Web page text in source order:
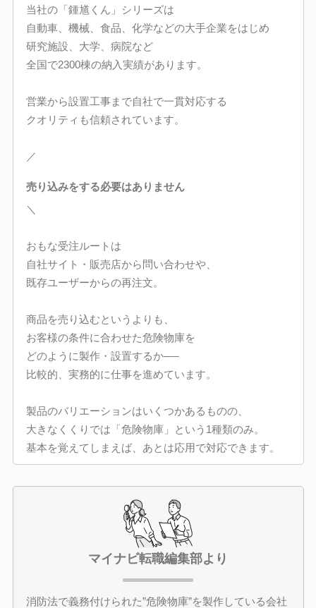
当社の「鍾馗くん」シリーズは
自動車、機械、食品、化学などの大手企業をはじめ
研究施設、大学、病院など
全国で2300棟の納入実績があります。
営業から設置工事まで自社で一貫対応する
クオリティも信頼されています。
／
売り込みをする必要はありません
＼
おもな受注ルートは
自社サイト・販売店から問い合わせや、
既存ユーザーからの再注文。
商品を売り込むというよりも、
お客様の条件に合わせた危険物庫を
どのように製作・設置するか──
比較的、実務的に仕事を進めています。
製品のバリエーションはいくつかあるものの、
大きなくくりでは「危険物庫」という1種類のみ。
基本を覚えてしまえば、あとは応用で対応できます。
マイナビ転職編集部より
消防法で義務付けられた”危険物庫”を製作している会社